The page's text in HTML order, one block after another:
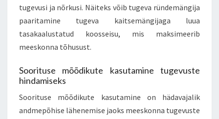
tugevusi ja nõrkusi. Näiteks võib tugeva ründemängija
paaritamine tugeva kaitsemängijaga luua
tasakaalustatud koosseisu, mis maksimeerib
meeskonna tõhusust.
Soorituse mõõdikute kasutamine tugevuste
hindamiseks
Soorituse mõõdikute kasutamine on hädavajalik
andmepõhise lähenemise jaoks meeskonna tugevuste